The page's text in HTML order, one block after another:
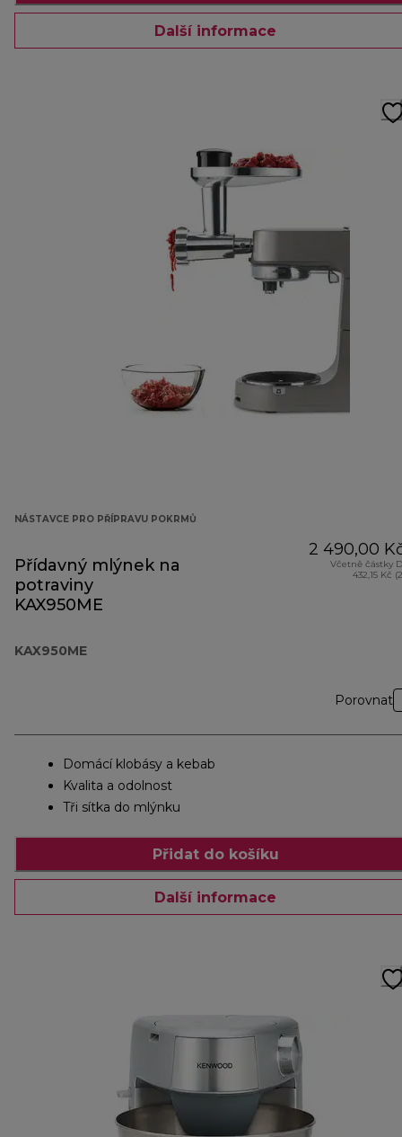
Další informace
NÁSTAVCE PRO PŘÍPRAVU POKRMŮ
Přídavný mlýnek na
potraviny
KAX950ME
KAX950ME
2 490,00
Včetně částky
432,15 Kč
Porovnat
Domácí klobásy a kebab
Kvalita a odolnost
Tři sítka do mlýnku
Přidat do košíku
Další informace